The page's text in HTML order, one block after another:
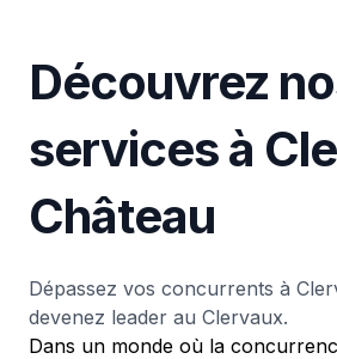
Découvrez
services à
Château
Dépassez vos concurrents à
devenez leader au Clervaux.
Dans un monde où la